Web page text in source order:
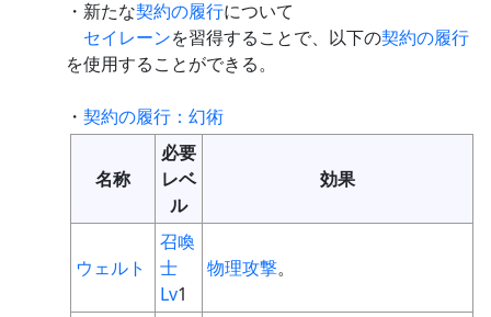
・新たな契約の履行について
セイレーンを習得することで、以下の契約の履行
を使用することができる。
・ 契約の履行：幻術
名称
必要
レベ
ル
効果
ウェルト
召喚
士
Lv1
物理攻撃。